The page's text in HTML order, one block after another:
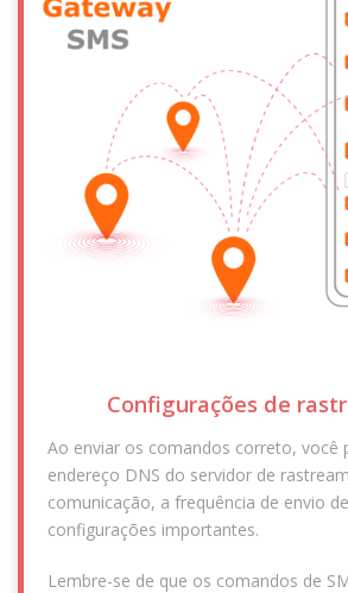
Configurações de
Ao enviar os comandos correto, você
endereço DNS do servidor de
comunicação, a frequência de envio
configurações importantes.
Lembre-se de que os comandos de